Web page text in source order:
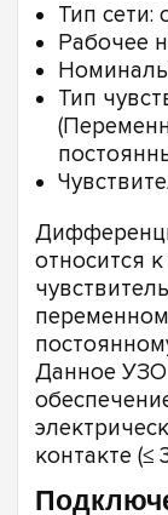
Тип сети:
Рабочее
Тип
относится
Данное УЗО
контакте (≤